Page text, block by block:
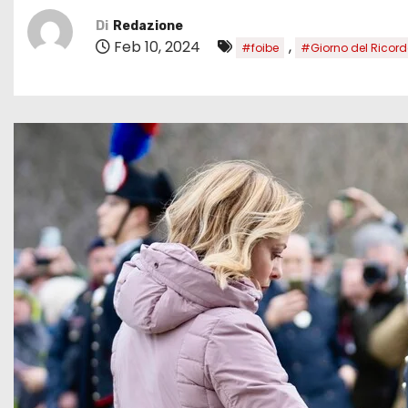
Di Redazione
Feb 10, 2024 #foibe , #Giorno del